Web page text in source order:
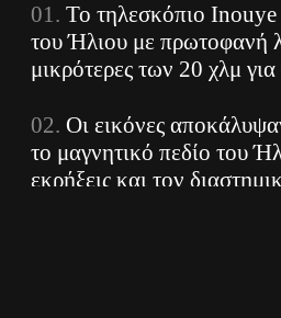
Το τηλεσκόπιο
του Ήλιου με πρωτοφανή
μικρότερες των 20 χλμ
Οι εικόνες
το μαγνητικό πεδίο του
εκρήξεις και τον